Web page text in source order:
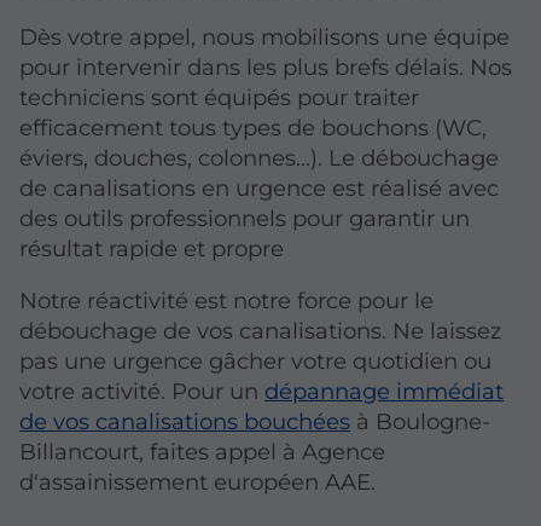
Dès votre appel, nous mobilisons une équipe
pour intervenir dans les plus brefs délais. Nos
techniciens sont équipés pour traiter
efficacement tous types de bouchons (WC,
éviers, douches, colonnes...). Le débouchage
de canalisations en urgence est réalisé avec
des outils professionnels pour garantir un
résultat rapide et propre
Notre réactivité est notre force pour le
débouchage de vos canalisations. Ne laissez
pas une urgence gâcher votre quotidien ou
votre activité. Pour un dépannage immédiat
de vos canalisations bouchées à Boulogne-
Billancourt, faites appel à Agence
d'assainissement européen AAE.